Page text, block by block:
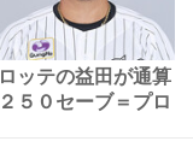
ロッテの益田が通算
２５０セーブ＝プロ